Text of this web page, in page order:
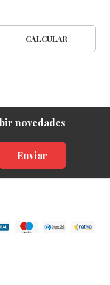
CALCULAR
novedades
Enviar